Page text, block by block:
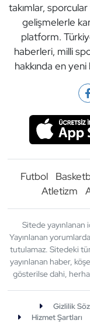
takımlar,
gelişmelerle
platform.
haberleri, milli
hakkında en yeni
Futbol
Atletizm
Sitede yayınlanan
Yayınlanan
tutulamaz. Sitedeki
yayınlanan haber,
gösterilse dahi,
Gizlilik
Hizmet Şartları